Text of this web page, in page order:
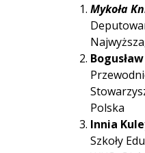
Mykoła
Polska
Innia
Szkoły